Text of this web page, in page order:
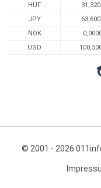
HUF
JPY
NOK
USD
© 2001 - 2026